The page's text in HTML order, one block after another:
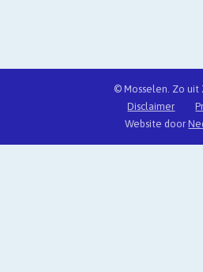
© Mosselen. Zo uit
Disclaimer
Website door